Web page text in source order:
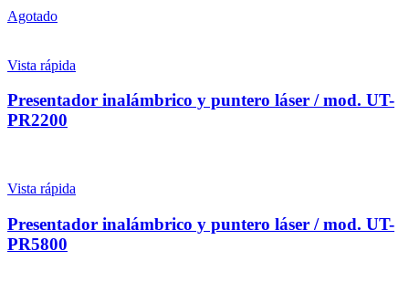
Agotado
Vista rápida
Presentador inalámbrico y puntero láser / mod. UT-
PR2200
Vista rápida
Presentador inalámbrico y puntero láser / mod. UT-
PR5800